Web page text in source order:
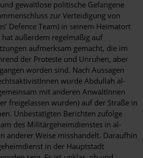
gewaltlose politische Gefangene
zur Verteidigung von
Defence Team) in seinem Heimatort
hat außerdem regelmäßig auf
aufmerksam gemacht, die im
der Proteste und Unruhen, aber
worden sind. Nach Aussagen
wurde Abdullah al-
mit anderen AnwältInnen
freigelassen wurden) auf der Straße in
Unbestätigten Berichten zufolge
des Militärgeheimdienstes in al-
anderer Weise misshandelt. Daraufhin
in der Hauptstadt